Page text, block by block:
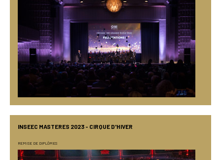
INSEEC MASTERES 2023 - CIRQUE D'HIVER
REMISE DE DIPLÔMES